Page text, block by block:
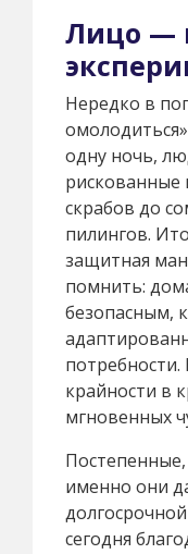
Лицо —
Нередко в
одну ночь,
рискованные
скрабов до
пилингов.
защитная
помнить:
безопасным,
потребности.
крайности в
мгновенных
именно они
сегодня